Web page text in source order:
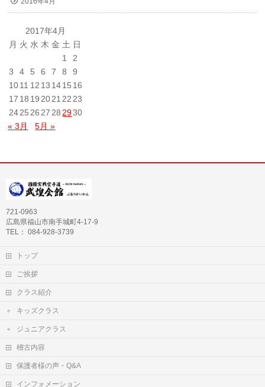
2017年4月
月 火 水 木 金 土 日
1
2
3
4 5 6 7 8
9
1011 12 13 1415 16
17 18 19 2021 22 23
2425 26 27 28 2930
« 3月
5月 »
721-0963
広島県福山市南手城町4-17-9
TEL： 084-928-3739
トップ
ご挨拶
クラス紹介
キッズクラス
ジュニアクラス
稽古内容
保護者様の声・Q&A
インフォメーション